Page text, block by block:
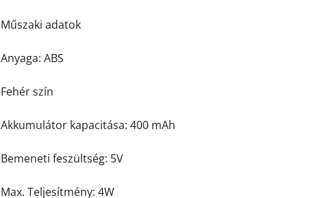
Műszaki adatok
Anyaga: ABS
Fehér szín
Akkumulátor kapacitása: 400 mAh
Bemeneti feszültség: 5V
Max. Teljesítmény: 4W